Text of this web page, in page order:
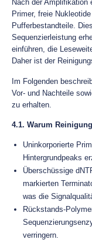
Nach der Amplifikation
Primer, freie
Pufferbestandteile.
Sequenzierleistung
einführen, die
Daher ist der
Im Folgenden
Vor- und Nachteile
zu erhalten.
4.1. Warum
Uninkorporierte
Hintergrundpeaks
Überschüssige
markierten
was die
Rückstands-
verringern.